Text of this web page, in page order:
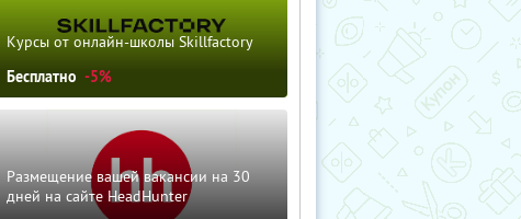
Курсы от онлайн-школы Skillfactory
Бесплатно -5%
Размещение вашей вакансии на 30
дней на сайте HeadHunter